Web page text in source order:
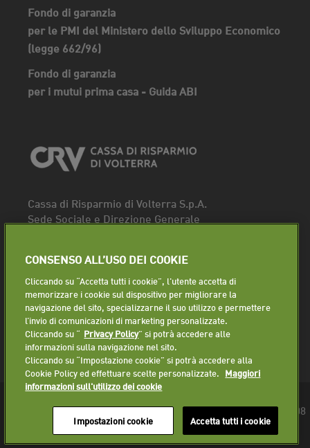
Fondo di garanzia
per le PMI del Ministero dello Sviluppo Economico
(legge 662/96)
Fondo di garanzia
per i mutui prima casa - Guida ABI
Cassa di Risparmio di Volterra S.p.A.
Sede Sociale e Direzione Generale
Fax. 0588 86940
Segui la pagina
Lavora con noi
© 2018 Cassa di Risparmio di Volterra S.p.A. - P.IVA 01225610508
CONSENSO ALL’USO DEI COOKIE
Cliccando su “Accetta tutti i cookie”, l'utente accetta di
memorizzare i cookie sul dispositivo per migliorare la
navigazione del sito, specializzarne il suo utilizzo e permettere
l’invio di comunicazioni di marketing personalizzate.
Cliccando su “ Privacy Policy” si potrà accedere alle
informazioni sulla navigazione nel sito.
Cliccando su “Impostazione cookie” si potrà accedere alla
Cookie Policy ed effettuare scelte personalizzate. Maggiori
informazioni sull'utilizzo dei cookie
Accetta tutti i cookie
Impostazioni cookie